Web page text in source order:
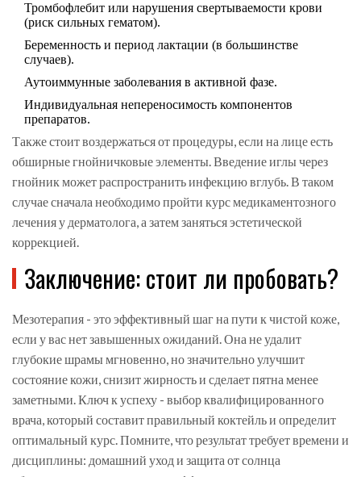
Тромбофлебит или нарушения свертываемости крови
(риск сильных гематом).
Беременность и период лактации (в большинстве
случаев).
Аутоиммунные заболевания в активной фазе.
Индивидуальная непереносимость компонентов
препаратов.
Также стоит воздержаться от процедуры, если на лице есть
обширные гнойничковые элементы. Введение иглы через
гнойник может распространить инфекцию вглубь. В таком
случае сначала необходимо пройти курс медикаментозного
лечения у дерматолога, а затем заняться эстетической
коррекцией.
Заключение: стоит ли пробовать?
Мезотерапия - это эффективный шаг на пути к чистой коже,
если у вас нет завышенных ожиданий. Она не удалит
глубокие шрамы мгновенно, но значительно улучшит
состояние кожи, снизит жирность и сделает пятна менее
заметными. Ключ к успеху - выбор квалифицированного
врача, который составит правильный коктейль и определит
оптимальный курс. Помните, что результат требует времени и
дисциплины: домашний уход и защита от солнца